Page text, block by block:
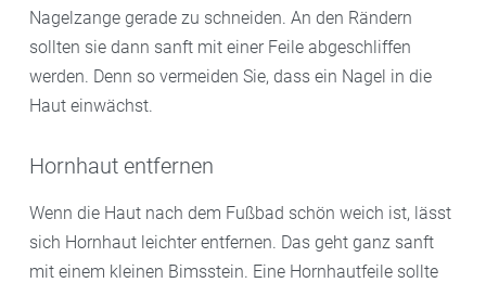
Nagelzange gerade zu schneiden. An den Rändern
sollten sie dann sanft mit einer Feile abgeschliffen
werden. Denn so vermeiden Sie, dass ein Nagel in die
Haut einwächst.
Hornhaut entfernen
Wenn die Haut nach dem Fußbad schön weich ist, lässt
sich Hornhaut leichter entfernen. Das geht ganz sanft
mit einem kleinen Bimsstein. Eine Hornhautfeile sollte